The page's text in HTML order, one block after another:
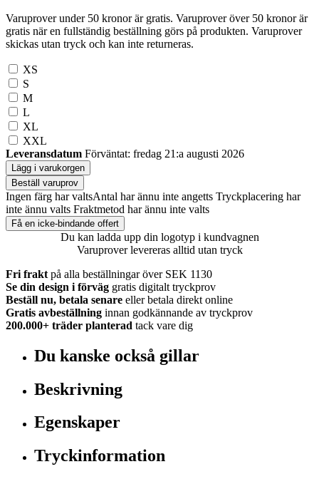
Varuprover under 50 kronor är gratis. Varuprover över 50 kronor är
gratis när en fullständig beställning görs på produkten. Varuprover
skickas utan tryck och kan inte returneras.
XS
S
M
L
XL
XXL
Leveransdatum Förväntat: fredag 21:a augusti 2026
Lägg i varukorgen
Beställ varuprov
Ingen färg har valtsAntal har ännu inte angetts Tryckplacering har
inte ännu valts Fraktmetod har ännu inte valts
Få en icke-bindande offert
Du kan ladda upp din logotyp i kundvagnen
Varuprover levereras alltid utan tryck
Fri frakt på alla beställningar över SEK 1130
Se din design i förväg gratis digitalt tryckprov
Beställ nu, betala senare eller betala direkt online
Gratis avbeställning innan godkännande av tryckprov
200.000+ träder planterad tack vare dig
Du kanske också gillar
Beskrivning
Egenskaper
Tryckinformation